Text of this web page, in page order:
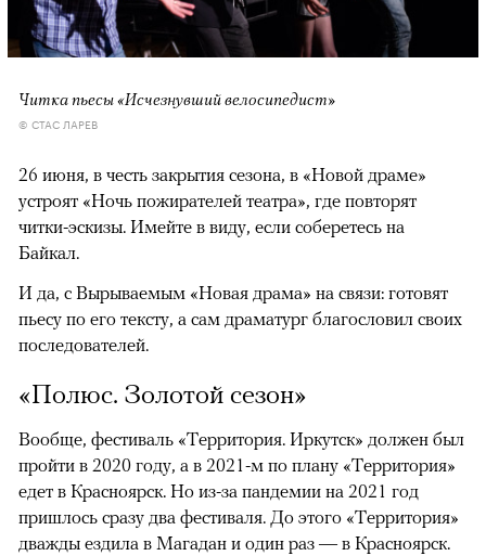
Читка пьесы «Исчезнувший велосипедист»
© СТАС ЛАРЕВ
26 июня, в честь закрытия сезона, в «Новой драме»
устроят «Ночь пожирателей театра», где повторят
читки-эскизы. Имейте в виду, если соберетесь на
Байкал.
И да, с Вырываемым «Новая драма» на связи: готовят
пьесу по его тексту, а сам драматург благословил своих
последователей.
«Полюс. Золотой сезон»
Вообще, фестиваль «Территория. Иркутск» должен был
пройти в 2020 году, а в 2021-м по плану «Территория»
едет в Красноярск. Но из-за пандемии на 2021 год
пришлось сразу два фестиваля. До этого «Территория»
дважды ездила в Магадан и один раз — в Красноярск.